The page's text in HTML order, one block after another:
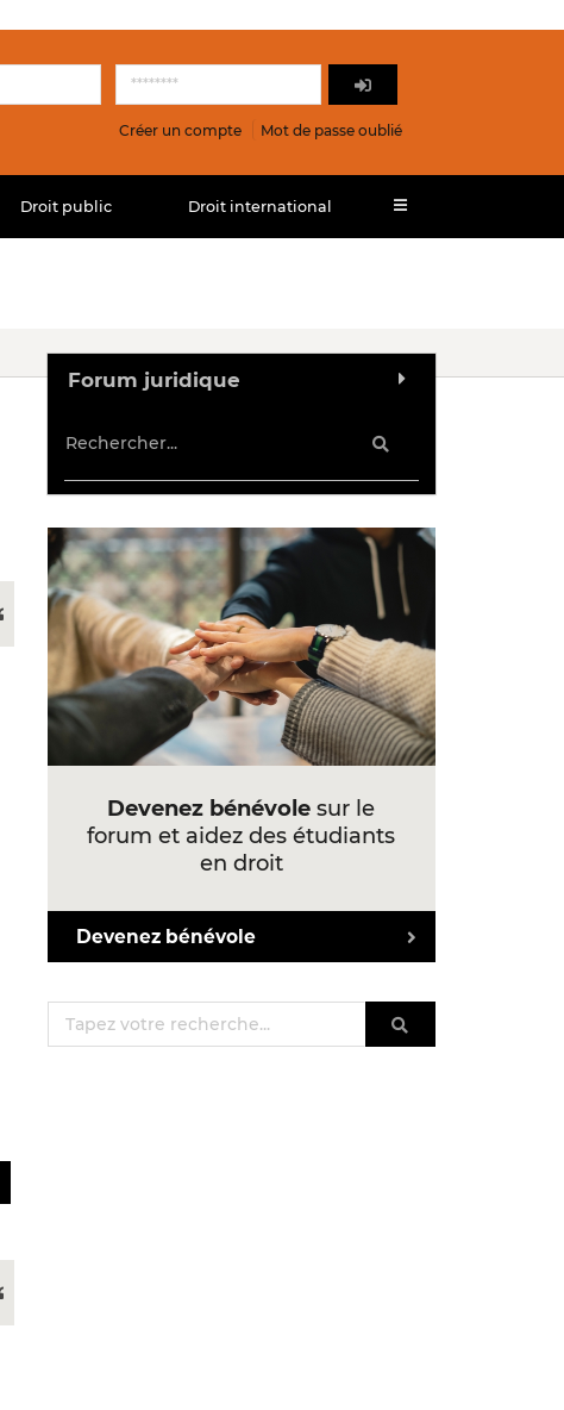
Créer un compte Mot de passe oublié
Droit public Droit international
Forum juridique
Devenez bénévole sur le
forum et aidez des étudiants
en droit
Devenez bénévole